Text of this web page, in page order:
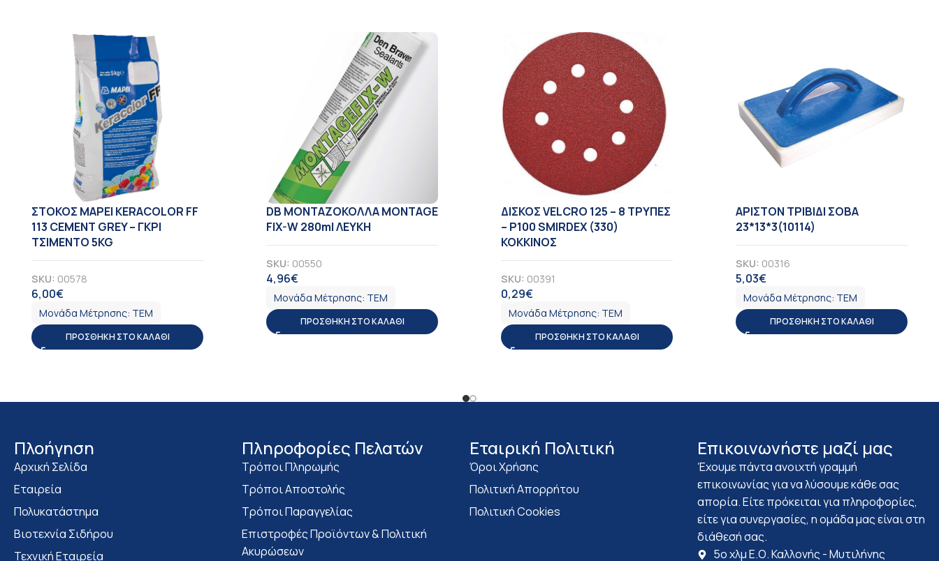
ΣΤΟΚΟΣ MAPEI KERACOLOR FF
113 CEMENT GREY – ΓΚΡΙ
ΤΣΙΜΕΝΤΟ 5KG
SKU: 00578
6,00€
Μονάδα Μέτρησης: ΤΕΜ
ΠΡΟΣΘΉΚΗ ΣΤΟ ΚΑΛΆΘΙ
DB ΜΟΝΤΑΖΟΚΟΛΛΑ MONTAGE
FIX-W 280ml ΛΕΥΚΗ
SKU: 00550
4,96€
Μονάδα Μέτρησης: ΤΕΜ
ΠΡΟΣΘΉΚΗ ΣΤΟ ΚΑΛΆΘΙ
ΔΙΣΚΟΣ VELCRO 125 – 8 TΡΥΠΕΣ
– Ρ100 SMIRDEX (330)
ΚΟΚΚΙΝΟΣ
SKU: 00391
0,29€
Μονάδα Μέτρησης: ΤΕΜ
ΠΡΟΣΘΉΚΗ ΣΤΟ ΚΑΛΆΘΙ
ΑΡΙΣΤΟΝ ΤΡΙΒΙΔΙ ΣΟΒΑ
23*13*3(10114)
SKU: 00316
5,03€
Μονάδα Μέτρησης: ΤΕΜ
ΠΡΟΣΘΉΚΗ ΣΤΟ ΚΑΛΆΘΙ
Πλοήγηση
Αρχική Σελίδα
Εταιρεία
Πολυκατάστημα
Bιοτεχνία Σιδήρου
Τεχνική Εταιρεία
Πληροφορίες Πελατών
Τρόποι Πληρωμής
Τρόποι Αποστολής
Τρόποι Παραγγελίας
Επιστροφές Προϊόντων & Πολιτική
Ακυρώσεων
Eταιρική Πολιτική
Όροι Χρήσης
Πολιτική Απορρήτου
Πολιτική Cookies
Επικοινωνήστε μαζί μας
Έχουμε πάντα ανοιχτή γραμμή
επικοινωνίας για να λύσουμε κάθε σας
απορία. Είτε πρόκειται για πληροφορίες,
είτε για συνεργασίες, η ομάδα μας είναι στη
διάθεσή σας.
5ο χλμ Ε.Ο. Καλλονής - Μυτιλήνης